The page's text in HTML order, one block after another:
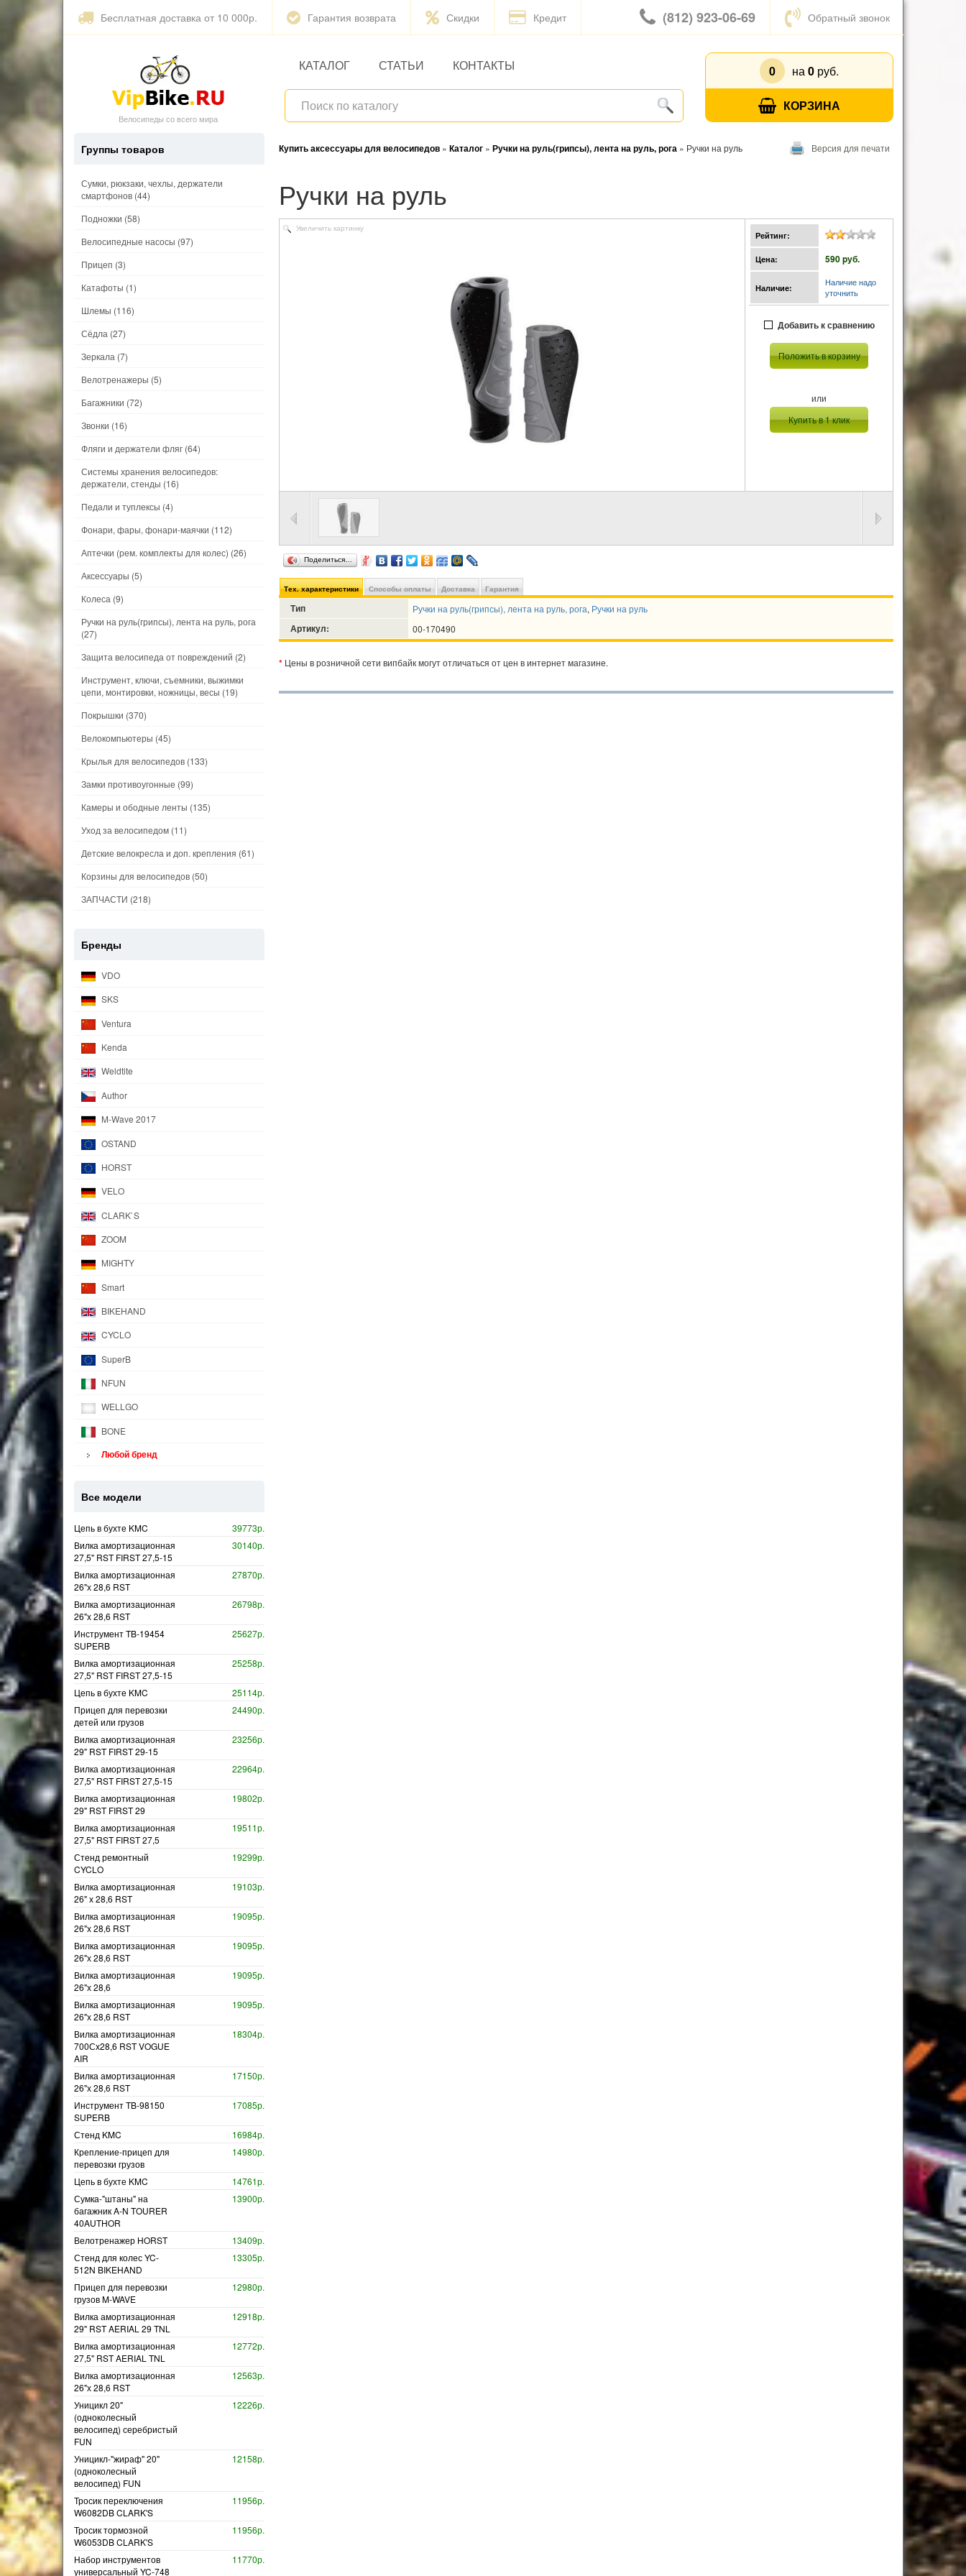
Бесплатная доставка от 10 000р. Гарантия возврата Скидки Кредит (812) 923-06-69 Обратный звонок
Велосипеды со всего мира
КАТАЛОГ СТАТЬИ КОНТАКТЫ 0 на 0руб.
КОРЗИНА
Купить аксессуары для велосипедов » Каталог » Ручки на руль(грипсы), лента на руль, рога » Ручки на руль Версия для печати
Ручки на руль
Увеличить картинку
Рейтинг:
Цена: 590 pуб.
Наличие:
Наличие надо
уточнить
Добавить к сравнению
Положить в корзину
или
Купить в 1 клик
Поделиться…
Тех. характеристики Способы оплаты Доставка Гарантия
Тип Ручки на руль(грипсы), лента на руль, рога, Ручки на руль
Артикул: 00-170490
* Цены в розничной сети випбайк могут отличаться от цен в интернет магазине.
Группы товаров
Сумки, рюкзаки, чехлы, держатели
смартфонов (44)
Подножки (58)
Велосипедные насосы (97)
Прицеп (3)
Катафоты (1)
Шлемы (116)
Сёдла (27)
Зеркала (7)
Велотренажеры (5)
Багажники (72)
Звонки (16)
Фляги и держатели фляг (64)
Системы хранения велосипедов:
держатели, стенды (16)
Педали и туплексы (4)
Фонари, фары, фонари-маячки (112)
Аптечки (рем. комплекты для колес) (26)
Аксессуары (5)
Колеса (9)
Ручки на руль(грипсы), лента на руль, рога
(27)
Защита велосипеда от повреждений (2)
Инструмент, ключи, съемники, выжимки
цепи, монтировки, ножницы, весы (19)
Покрышки (370)
Велокомпьютеры (45)
Крылья для велосипедов (133)
Замки противоугонные (99)
Камеры и ободные ленты (135)
Уход за велосипедом (11)
Детские велокресла и доп. крепления (61)
Корзины для велосипедов (50)
ЗАПЧАСТИ (218)
Бренды
VDO
SKS
Ventura
Kenda
Weldtite
Author
M-Wave 2017
OSTAND
HORST
VELO
CLARK`S
ZOOM
MIGHTY
Smart
BIKEHAND
CYCLO
SuperB
NFUN
WELLGO
BONE
Любой бренд
Все модели
Цепь в бухте KMC
39773р.
Вилка амортизационная
27,5" RST FIRST 27,5-15
30140р.
Вилка амортизационная
26"х 28,6 RST
27870р.
Вилка амортизационная
26"х 28,6 RST
26798р.
Инструмент TB-19454
SUPERB
25627р.
Вилка амортизационная
27,5" RST FIRST 27,5-15
25258р.
Цепь в бухте KMC
25114р.
Прицеп для перевозки
детей или грузов
24490р.
Вилка амортизационная
29" RST FIRST 29-15
23256р.
Вилка амортизационная
27,5" RST FIRST 27,5-15
22964р.
Вилка амортизационная
29" RST FIRST 29
19802р.
Вилка амортизационная
27,5" RST FIRST 27,5
19511р.
Стенд ремонтный
CYCLO
19299р.
Вилка амортизационная
26" х 28,6 RST
19103р.
Вилка амортизационная
26"х 28,6 RST
19095р.
Вилка амортизационная
26"х 28,6 RST
19095р.
Вилка амортизационная
26"х 28,6
19095р.
Вилка амортизационная
26"х 28,6 RST
19095р.
Вилка амортизационная
700Сх28,6 RST VOGUE
AIR
18304р.
Вилка амортизационная
26"х 28,6 RST
17150р.
Инструмент TB-98150
SUPERB
17085р.
Стенд KMC
16984р.
Крепление-прицеп для
перевозки грузов
14980р.
Цепь в бухте KMC
14761р.
Сумка-"штаны" на
багажник A-N TOURER
40AUTHOR
13900р.
Велотренажер HORST
13409р.
Стенд для колес YC-
512N BIKEHAND
13305р.
Прицеп для перевозки
грузов M-WAVE
12980р.
Вилка амортизационная
29" RST AERIAL 29 TNL
12918р.
Вилка амортизационная
27,5" RST AERIAL TNL
12772р.
Вилка амортизационная
26"х 28,6 RST
12563р.
Уницикл 20"
(одноколесный
велосипед) серебристый
FUN
12226р.
Уницикл-"жираф" 20"
(одноколесный
велосипед) FUN
12158р.
Тросик переключения
W6082DB CLARK'S
11956р.
Тросик тормозной
W6053DB CLARK'S
11956р.
Набор инструментов
универсальный YC-748
11770р.